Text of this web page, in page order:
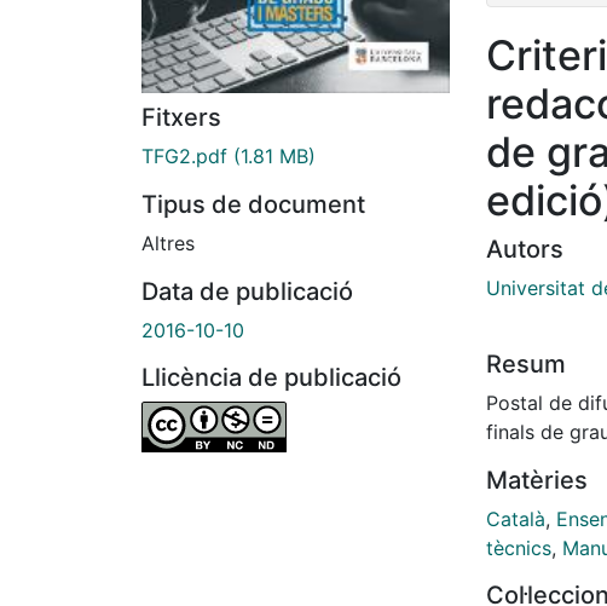
Fitxers
TFG2.pdf (1.81 MB)
Tipus de document
Altres
Data de publicació
2016-10-10
Llicència de publicació
de
Autors
Universitat
Resum
Postal de
finals de
Matèries
Català,
tècnics,